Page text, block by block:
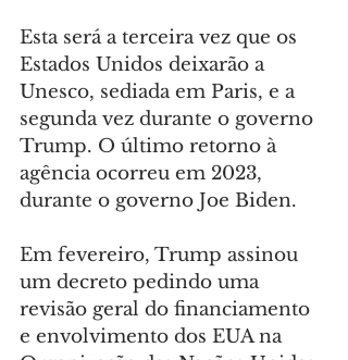
Esta será a terceira vez que os
Estados Unidos deixarão a
Unesco, sediada em Paris, e a
segunda vez durante o governo
Trump. O último retorno à
agência ocorreu em 2023,
durante o governo Joe Biden.
Em fevereiro, Trump assinou
um decreto pedindo uma
revisão geral do financiamento
e envolvimento dos EUA na